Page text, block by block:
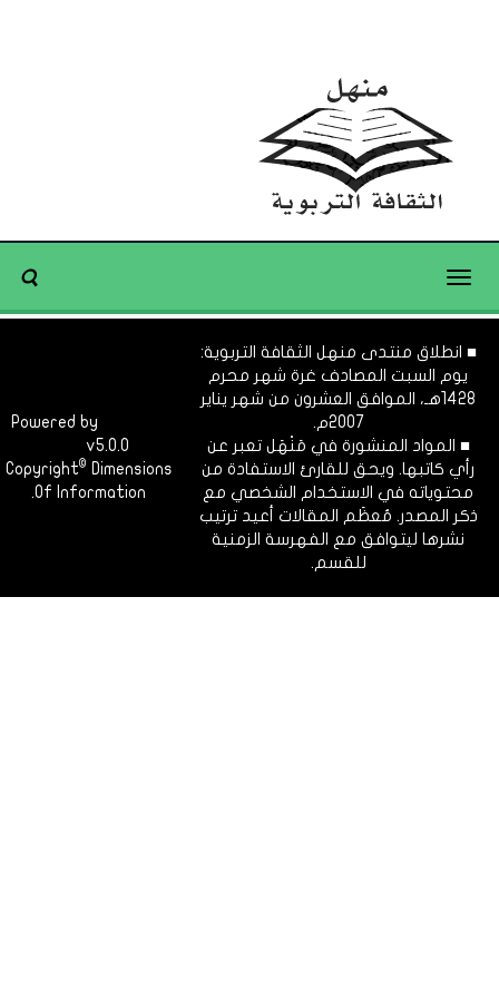
Toggle
■ انطلاق منتدى منهل الثقافة التربوية:
يوم السبت المصادف غرة شهر محرم
1428هـ، الموافق العشرون من شهر يناير
2007م.
■ المواد المنشورة في مَنْهَل تعبر عن
رأي كاتبها. ويحق للقارئ الاستفادة من
محتوياته في الاستخدام الشخصي مع
ذكر المصدر. مُعظَم المقالات أعيد ترتيب
نشرها ليتوافق مع الفهرسة الزمنية
للقسم.
Powered by
v5.0.0
Copyright©
Dimensions
Of Information.